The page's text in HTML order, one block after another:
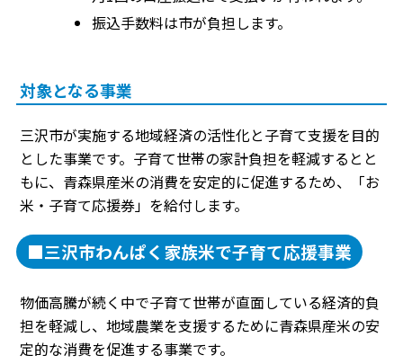
振込手数料は市が負担します。
対象となる事業
三沢市が実施する地域経済の活性化と子育て支援を目的
とした事業です。子育て世帯の家計負担を軽減するとと
もに、青森県産米の消費を安定的に促進するため、「お
米・子育て応援券」を給付します。
■三沢市わんぱく家族米で子育て応援事業
物価高騰が続く中で子育て世帯が直面している経済的負
担を軽減し、地域農業を支援するために青森県産米の安
定的な消費を促進する事業です。